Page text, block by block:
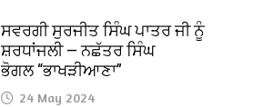
ਸਵਰਗੀ ਸੁਰਜੀਤ ਸਿੰਘ ਪਾਤਰ ਜੀ ਨੂੰ
ਸ਼ਰਧਾਂਜਲੀ — ਨਛੱਤਰ ਸਿੰਘ
ਭੋਗਲ “ਭਾਖੜੀਆਣਾ”
24 May 2024